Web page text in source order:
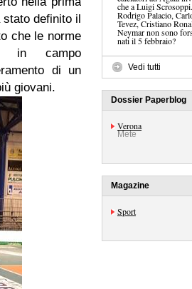
definito il
che le norme
in campo
di un
giovani.
che a Luigi Scrosoppi.
Rodrigo Palacio,
Tevez, Cristiano
Neymar non sono
nati il 5 febbraio?
Vedi tutti
Dossier Paperblog
Verona
Mete
Magazine
Sport